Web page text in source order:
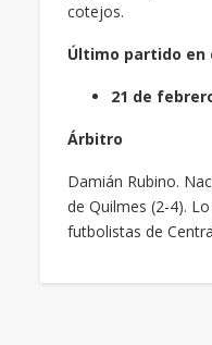
cotejos.
Último partido en
21 de
Árbitro
Damián Rubino.
de Quilmes (2-4).
futbolistas de